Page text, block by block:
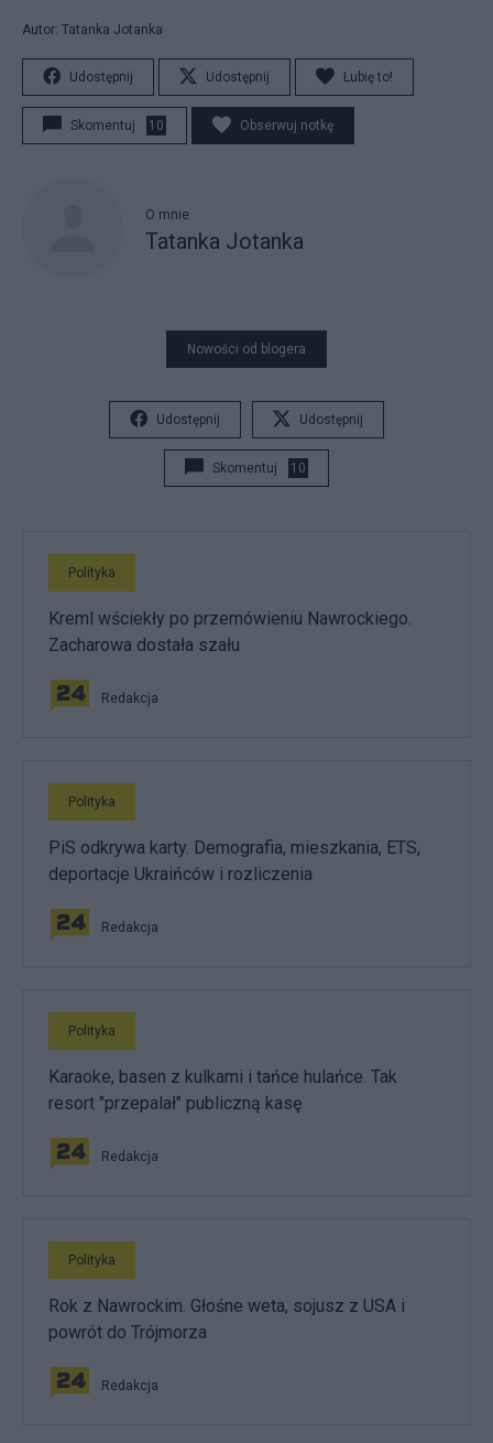
Autor: Tatanka Jotanka
Udostępnij Udostępnij Lubię to!
Skomentuj 10 Obserwuj notkę
O mnie
Tatanka Jotanka
Nowości od blogera
Udostępnij Udostępnij
Skomentuj 10
Polityka
Kreml wściekły po przemówieniu Nawrockiego.
Zacharowa dostała szału
Redakcja
Polityka
PiS odkrywa karty. Demografia, mieszkania, ETS,
deportacje Ukraińców i rozliczenia
Redakcja
Polityka
Karaoke, basen z kulkami i tańce hulańce. Tak
resort "przepalał" publiczną kasę
Redakcja
Polityka
Rok z Nawrockim. Głośne weta, sojusz z USA i
powrót do Trójmorza
Redakcja